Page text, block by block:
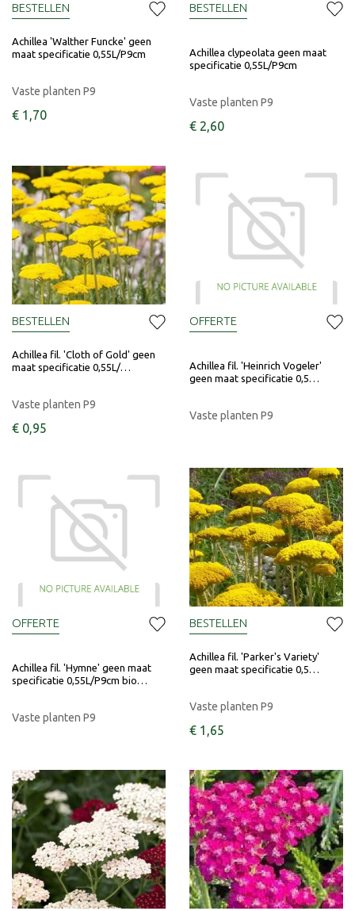
Achillea 'Walther Funcke' geen
maat specificatie 0,55L/P9cm
Vaste planten P9
€ 1 ,70
BESTELLEN
Achillea clypeolata geen maat
specificatie 0,55L/P9cm
Vaste planten P9
€ 2,60
BESTELLEN
Achillea fil. 'Cloth of Gold' geen
maat specificatie 0,55L/…
Vaste planten P9
€ 0,95
BESTELLEN
Achillea fil. 'Heinrich Vogeler'
geen maat specificatie 0,5…
Vaste planten P9
OFFERTE
Achillea fil. 'Hymne' geen maat
specificatie 0,55L/P9cm bio…
Vaste planten P9
OFFERTE
Achillea fil. 'Parker's Variety'
geen maat specificatie 0,5…
Vaste planten P9
€ 1 ,65
BESTELLEN